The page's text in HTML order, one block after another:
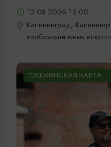
12.08.2026 15:00
Калининград,
изобразительных
ПУШКИНСКАЯ КАРТА